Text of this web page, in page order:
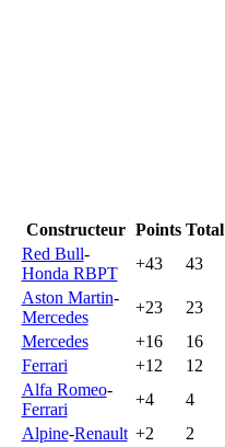
Constructeur Points Total
Red Bull-
Honda RBPT
+43 43
Aston Martin-
Mercedes
+23
23
Mercedes +16
16
Ferrari +12
12
Alfa Romeo-
Ferrari
+4
4
Alpine-Renault +2
2